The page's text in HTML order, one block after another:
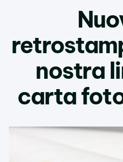
nostra
carta